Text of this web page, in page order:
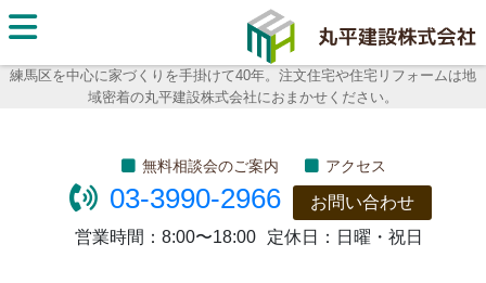
練馬区を中心に家づくりを手掛けて40年。注文住宅や住宅リフォームは地
域密着の丸平建設株式会社におまかせください。
丸平建
設株式
無料相談会のご案内 アクセス
03-3990-2966
お問い合わせ
営業時間： 8:00〜18:00 定休日： 日曜・祝日